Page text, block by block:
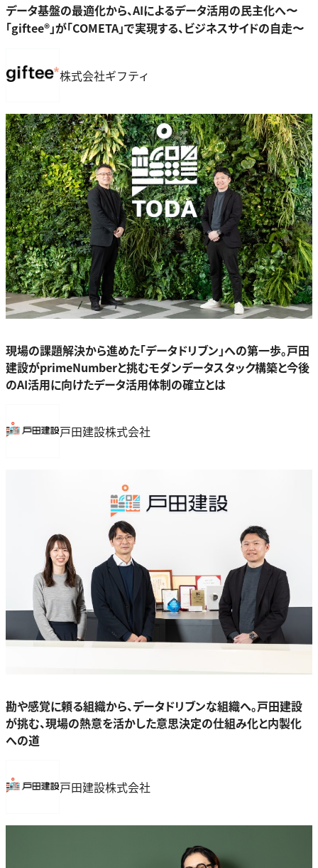
データ基盤の最適化から、AIによるデータ活用の民主化へ〜
「giftee®」が「COMETA」で実現する、ビジネスサイドの自走〜
株式会社ギフティ
現場の課題解決から進めた「データドリブン」への第一歩。戸田
建設がprimeNumberと挑むモダンデータスタック構築と今後
のAI活用に向けたデータ活用体制の確立とは
戸田建設株式会社
勘や感覚に頼る組織から、データドリブンな組織へ。戸田建設
が挑む、現場の熱意を活かした意思決定の仕組み化と内製化
への道
戸田建設株式会社